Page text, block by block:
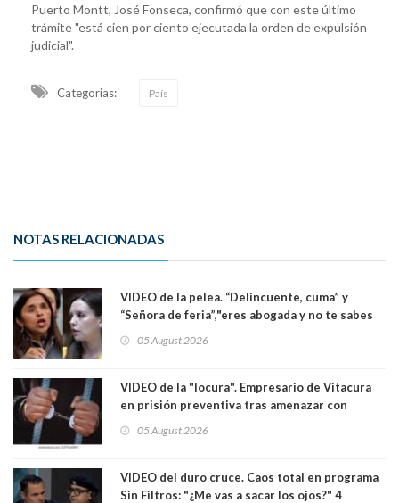
Puerto Montt, José Fonseca, confirmó que con este último
trámite "está cien por ciento ejecutada la orden de expulsión
judicial".
Categorias: País
NOTAS RELACIONADAS
VIDEO de la pelea. “Delincuente, cuma” y
“Señora de feria”,"eres abogada y no te sabes
senadoras Camila Flores y Fabiola Campillai en
05 August 2026
VIDEO de la "locura". Empresario de Vitacura
en prisión preventiva tras amenazar con
Los persiguió en potente camioneta
05 August 2026
VIDEO del duro cruce. Caos total en programa
Sin Filtros: "¿Me vas a sacar los ojos?" 4